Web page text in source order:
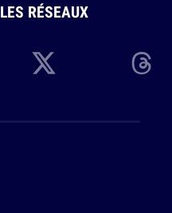
LES RÉSEAUX